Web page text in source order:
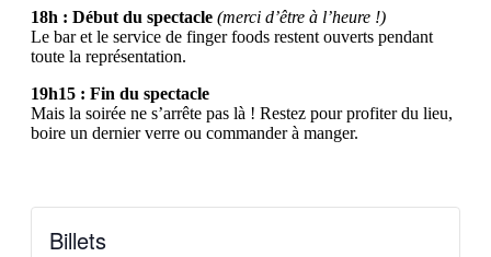
18h : Début du spectacle (merci d’être à l’heure !)
Le bar et le service de finger foods restent ouverts pendant
toute la représentation.
19h15 : Fin du spectacle
Mais la soirée ne s’arrête pas là ! Restez pour profiter du lieu,
boire un dernier verre ou commander à manger.
Billets